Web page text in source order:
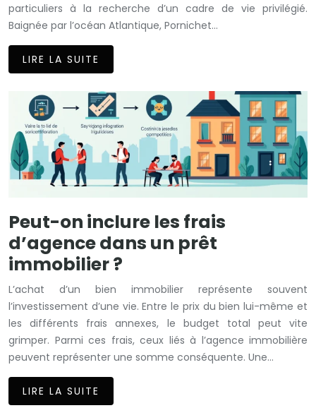
particuliers à la recherche d’un cadre de vie privilégié.
Baignée par l’océan Atlantique, Pornichet…
LIRE LA SUITE
Peut-on inclure les frais
d’agence dans un prêt
immobilier ?
L’achat d’un bien immobilier représente souvent
l’investissement d’une vie. Entre le prix du bien lui-même et
les différents frais annexes, le budget total peut vite
grimper. Parmi ces frais, ceux liés à l’agence immobilière
peuvent représenter une somme conséquente. Une…
LIRE LA SUITE